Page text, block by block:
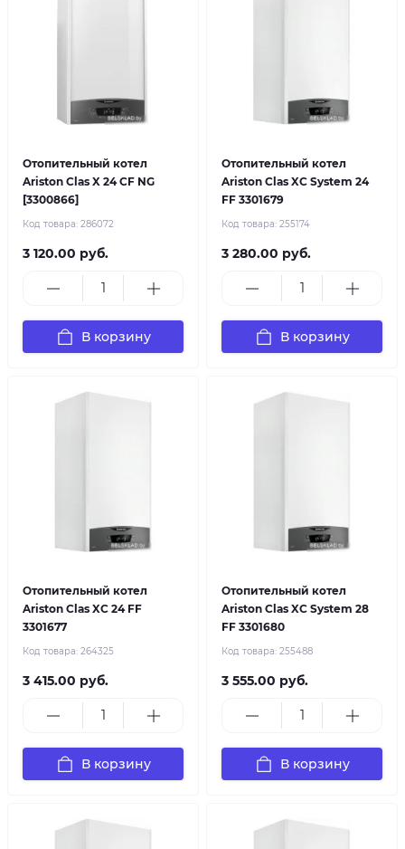
Отопительный котел
Ariston Clas X 24 CF NG
[3300866]
Код товара: 286072
3 120.00 руб.
В корзину
Отопительный котел
Ariston Clas XC System 24
FF 3301679
Код товара: 255174
3 280.00 руб.
В корзину
Отопительный котел
Ariston Clas XC 24 FF
3301677
Код товара: 264325
3 415.00 руб.
В корзину
Отопительный котел
Ariston Clas XC System 28
FF 3301680
Код товара: 255488
3 555.00 руб.
В корзину